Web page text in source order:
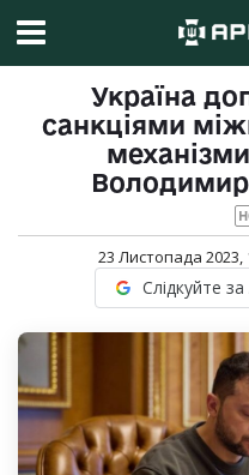
Україна
санкціями
23 Листопада 2023,
Слідкуйте